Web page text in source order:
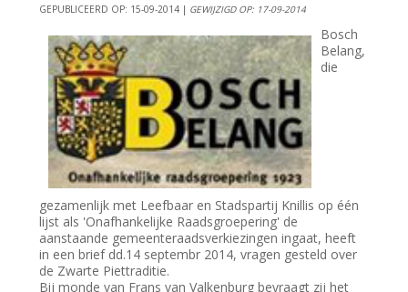
GEPUBLICEERD OP: 15-09-2014 | GEWIJZIGD OP: 17-09-2014
Bosch
Belang,
die
gezamenlijk met Leefbaar en Stadspartij Knillis op één
lijst als 'Onafhankelijke Raadsgroepering' de
aanstaande gemeenteraadsverkiezingen ingaat, heeft
in een brief dd.14 septembr 2014, vragen gesteld over
de Zwarte Piettraditie.
Bij monde van Frans van Valkenburg bevraagt zij het